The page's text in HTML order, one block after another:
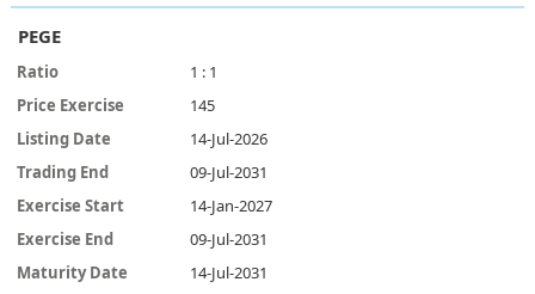
PEGE
1 : 1
145
14-Jul-2026
09-Jul-2031
14-Jan-2027
09-Jul-2031
14-Jul-2031